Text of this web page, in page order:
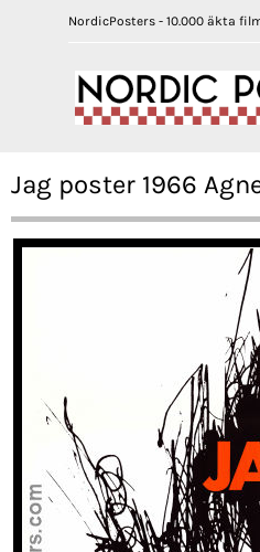
NordicPosters - 10.000 äkta
Jag poster 1966